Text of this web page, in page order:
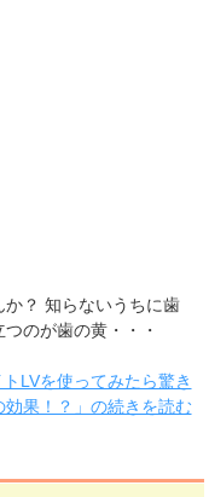
？ 知らないうちに歯
のが歯の黄・・・
LVを使ってみたら驚き
効果！？」の続きを読む